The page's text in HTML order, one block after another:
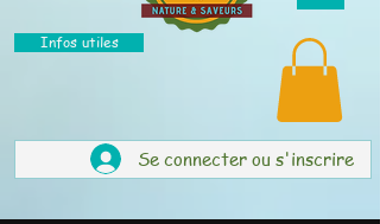
Infos utiles
Se connecter ou s'inscrire